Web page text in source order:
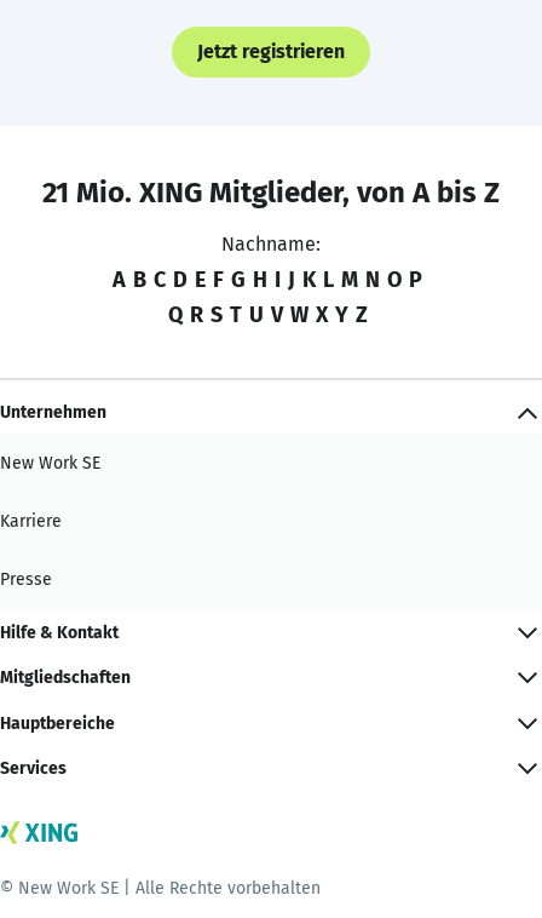
Jetzt registrieren
21 Mio. XING Mitglieder, von A bis Z
Nachname:
A B C D E F G H I J K L M N O P
Q R S T U V W X Y Z
Unternehmen
New Work SE
Karriere
Presse
Hilfe & Kontakt
Mitgliedschaften
Hauptbereiche
Services
© New Work SE | Alle Rechte vorbehalten